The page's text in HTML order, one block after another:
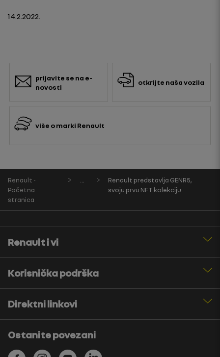
14.2.2022.
prijavite se na e-
novosti
otkrijte naša vozila
više o marki Renault